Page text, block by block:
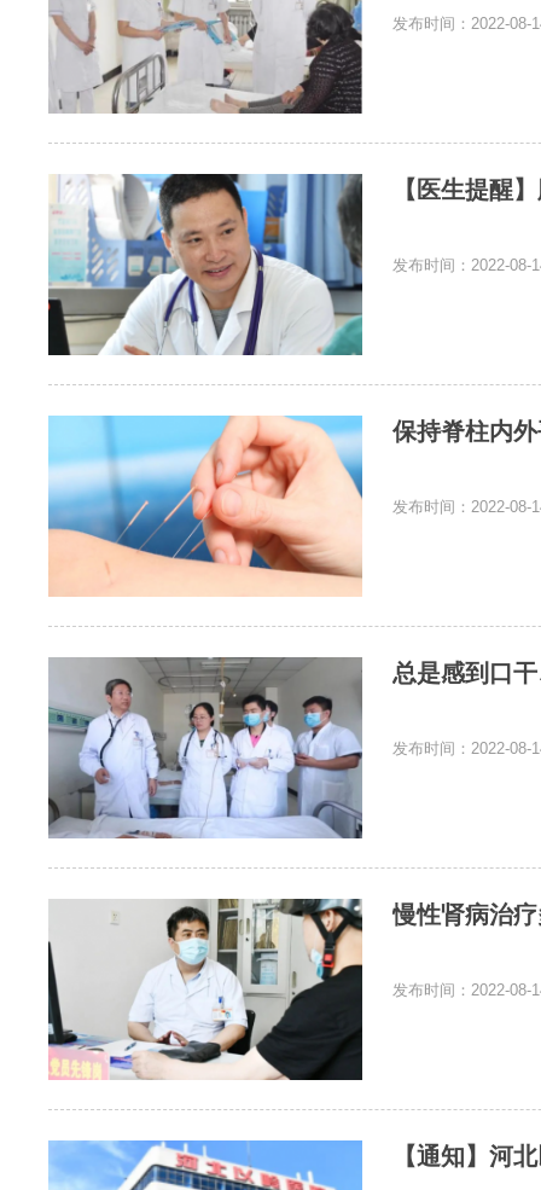
发布时间：2022-08-
【医生提醒
发布时间：2022-08-
保持脊柱内
发布时间：2022-08-
总是感到口
发布时间：2022-08-
慢性肾病治
发布时间：2022-08-
【通知】河